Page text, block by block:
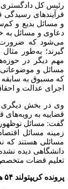
رئیس کل دادگستری
فرآیندهای
و مسائل بدیع و
دعاوی و مسائل
می‌شود که ضرورت
گیرند؛ به‌طور
مهم دیگر در
مسائل و
که مسبوق به سابقه
اجرای عدالت و
وی در بخش دیگری
قضاییه به رویه‌های
گفت: مسائل
زمینه مسائل
مسائلی هستند که
دانشگاهی دیده
تعلیم قضات
پرونده کریپتولند ۵۴ هزار و پرونده کینگ مانی پنج هزار شاکی دارد